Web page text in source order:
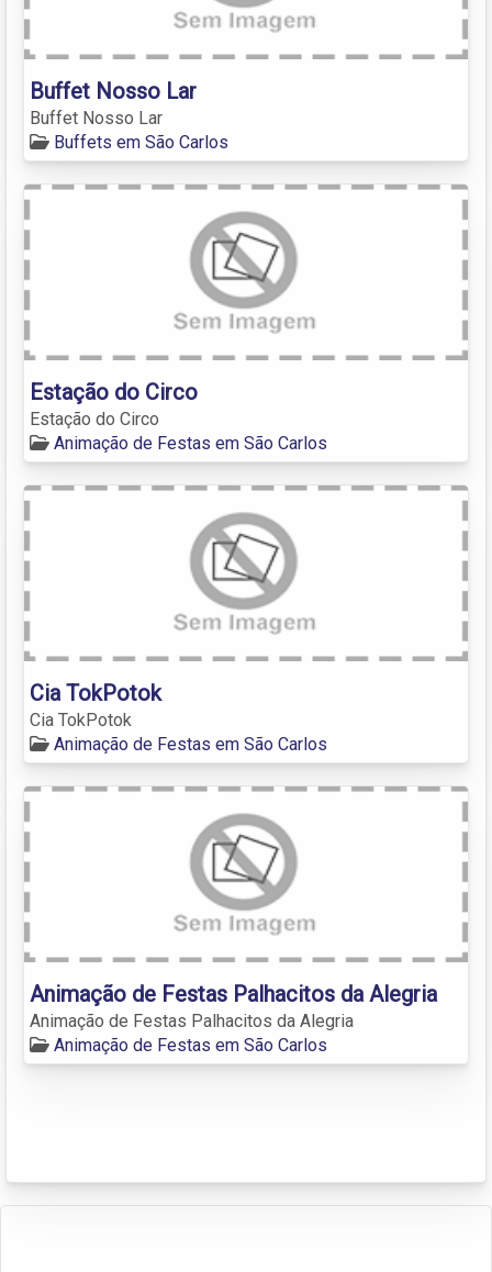
Buffet Nosso Lar
Buffet Nosso Lar
Buffets em São Carlos
Estação do Circo
Estação do Circo
Animação de Festas em São Carlos
Cia TokPotok
Cia TokPotok
Animação de Festas em São Carlos
Animação de Festas Palhacitos da Alegria
Animação de Festas Palhacitos da Alegria
Animação de Festas em São Carlos